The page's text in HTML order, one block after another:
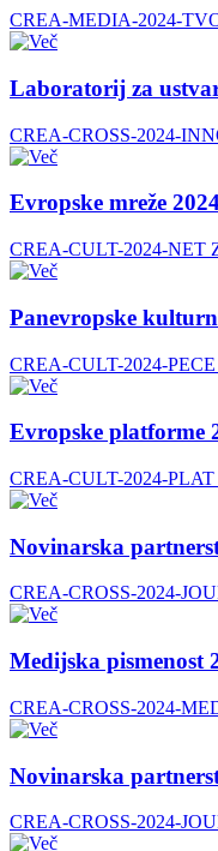
CREA-MEDIA-2024-
Laboratorij za
CREA-CROSS-2024-
Evropske mreže
CREA-CULT-2024-NET
Panevropske
CREA-CULT-2024-PECE
Evropske platforme
CREA-CULT-2024-PLAT
Novinarska
CREA-CROSS-2024-
Medijska pismenost
CREA-CROSS-2024-
Novinarska
CREA-CROSS-2024-